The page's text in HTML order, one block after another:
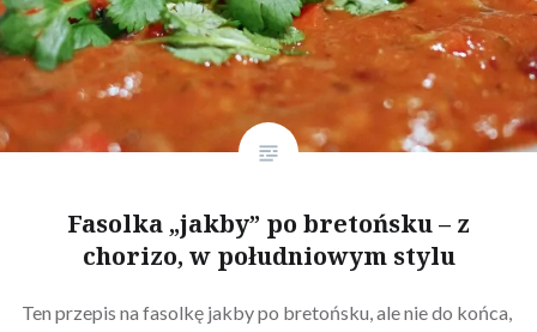
Fasolka „jakby” po bretońsku – z
chorizo, w południowym stylu
Ten przepis na fasolkę jakby po bretońsku, ale nie do końca,